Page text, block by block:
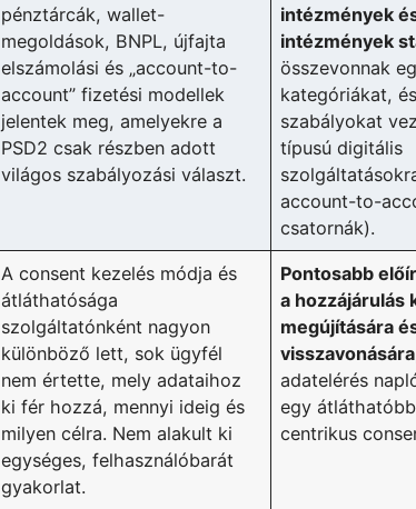
pénztárcák, wallet-
megoldások, BNPL, újfajta
elszámolási és „account-to-
account” fizetési modellek
jelentek meg, amelyekre a
PSD2 csak részben adott
világos szabályozási választ.
intézmények
intézmények
összevonnak
kategóriákat,
szabályokat
típusú digitális
account-to-
csatornák).
A consent kezelés módja és
átláthatósága
szolgáltatónként nagyon
különböző lett, sok ügyfél
nem értette, mely adataihoz
ki fér hozzá, mennyi ideig és
milyen célra. Nem alakult ki
egységes, felhasználóbarát
gyakorlat.
Pontosabb
a hozzájárulás
megújítására
visszavonására
adatelérés
egy
centrikus